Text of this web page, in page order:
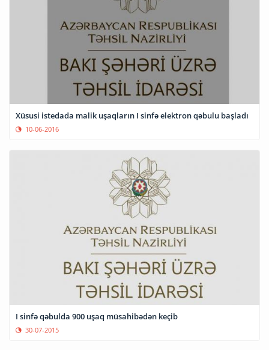
Xüsusi istedada malik uşaqların I sinfə elektron qəbulu başladı
10-06-2016
I sinfə qəbulda 900 uşaq müsahibədən keçib
30-07-2015